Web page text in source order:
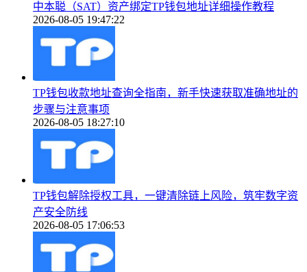
中本聪（SAT）资产绑定TP钱包地址详细操作教程
2026-08-05 19:47:22
TP钱包收款地址查询全指南，新手快速获取准确地址的
步骤与注意事项
2026-08-05 18:27:10
TP钱包解除授权工具，一键清除链上风险，筑牢数字资
产安全防线
2026-08-05 17:06:53